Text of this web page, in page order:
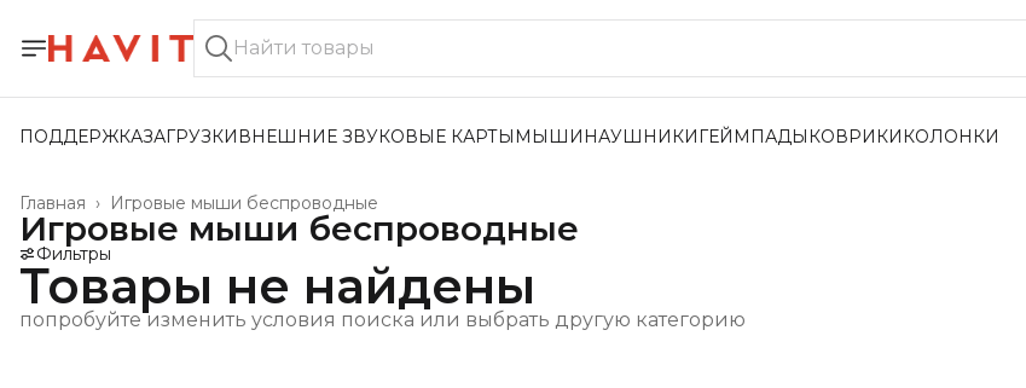
ПОДДЕРЖКАЗАГРУЗКИ ВНЕШНИЕ ЗВУКОВЫЕ КАРТЫ МЫШИ НАУШНИКИ ГЕЙМПАДЫ КОВРИКИ КОЛОНКИ
Игровые мыши беспроводные
Главная ›
Игровые мыши беспроводные
Фильтры
Товары не найдены
попробуйте изменить условия поиска или выбрать другую категорию